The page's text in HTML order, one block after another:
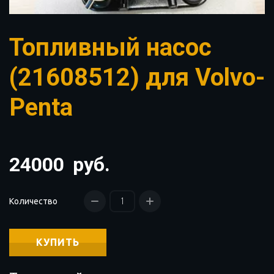
Топливный насос
(21608512) для Volvo-
Penta
24000 руб.
Количество
КУПИТЬ